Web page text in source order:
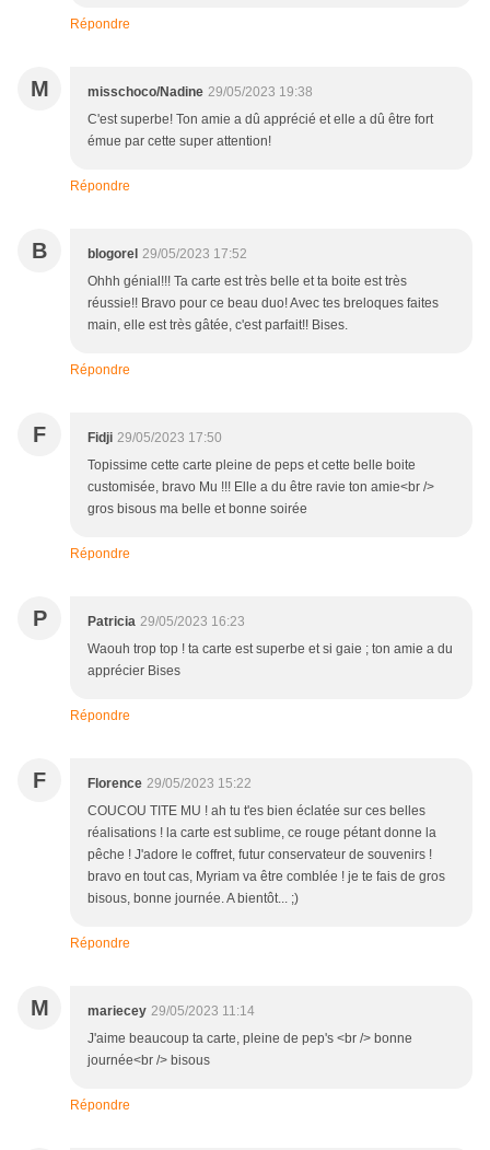
Répondre
M misschoco/Nadine 29/05/2023 19:38
C'est superbe! Ton amie a dû apprécié et elle a dû être fort
émue par cette super attention!
Répondre
B blogorel 29/05/2023 17:52
Ohhh génial!!! Ta carte est très belle et ta boite est très
réussie!! Bravo pour ce beau duo! Avec tes breloques faites
main, elle est très gâtée, c'est parfait!! Bises.
Répondre
F Fidji 29/05/2023 17:50
Topissime cette carte pleine de peps et cette belle boite
customisée, bravo Mu !!! Elle a du être ravie ton amie<br />
gros bisous ma belle et bonne soirée
Répondre
P Patricia 29/05/2023 16:23
Waouh trop top ! ta carte est superbe et si gaie ; ton amie a du
apprécier Bises
Répondre
F Florence 29/05/2023 15:22
COUCOU TITE MU ! ah tu t'es bien éclatée sur ces belles
réalisations ! la carte est sublime, ce rouge pétant donne la
pêche ! J'adore le coffret, futur conservateur de souvenirs !
bravo en tout cas, Myriam va être comblée ! je te fais de gros
bisous, bonne journée. A bientôt... ;)
Répondre
M mariecey 29/05/2023 11:14
J'aime beaucoup ta carte, pleine de pep's <br /> bonne
journée<br /> bisous
Répondre